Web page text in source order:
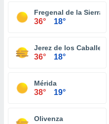
Fregenal de la Sierra
36° 18°
Jerez de los Caballeros
36° 18°
Mérida
38° 19°
Olivenza